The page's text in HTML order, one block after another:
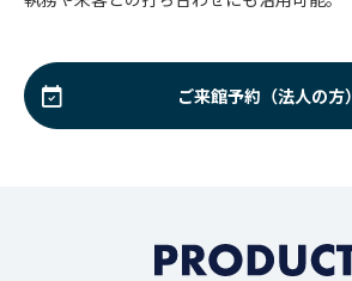
ご来館予約（法人の方）